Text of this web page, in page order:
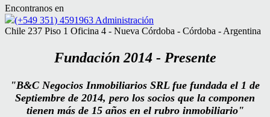
Encontranos en
(+549 351) 4591963 Administración
Chile 237 Piso 1 Oficina 4 - Nueva Córdoba - Córdoba - Argentina
Fundación 2014 - Presente
"B&C Negocios Inmobiliarios SRL fue fundada el 1 de
Septiembre de 2014, pero los socios que la componen
tienen más de 15 años en el rubro inmobiliario"